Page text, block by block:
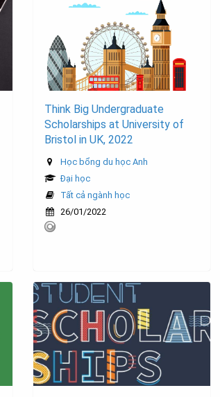
Think Big Undergraduate
Scholarships at University of
Bristol in UK, 2022
Học bổng du học Anh
Đại học
Tất cả ngành học
26/01/2022